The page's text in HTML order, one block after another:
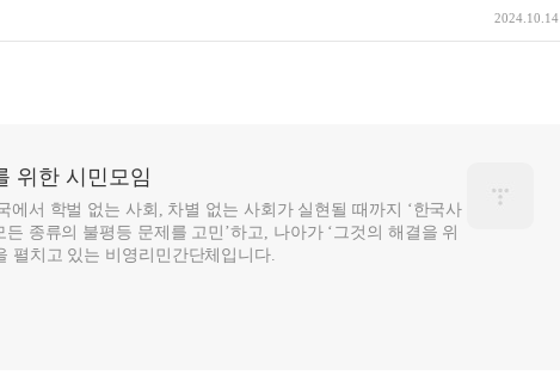
2024.10.14
위한 시민모임
에서 학벌 없는 사회, 차별 없는 사회가 실현될 때까지 ‘한국사
종류의 불평등 문제를 고민’하고, 나아가 ‘그것의 해결을 위
펼치고 있는 비영리민간단체입니다.